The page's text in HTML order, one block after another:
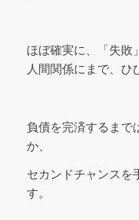
ほぼ確実に、「失敗
人間関係にまで、ひ
負債を完済するまで
か、
セカンドチャンスを
す。